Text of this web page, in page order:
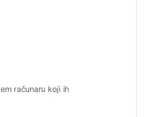
računaru koji ih